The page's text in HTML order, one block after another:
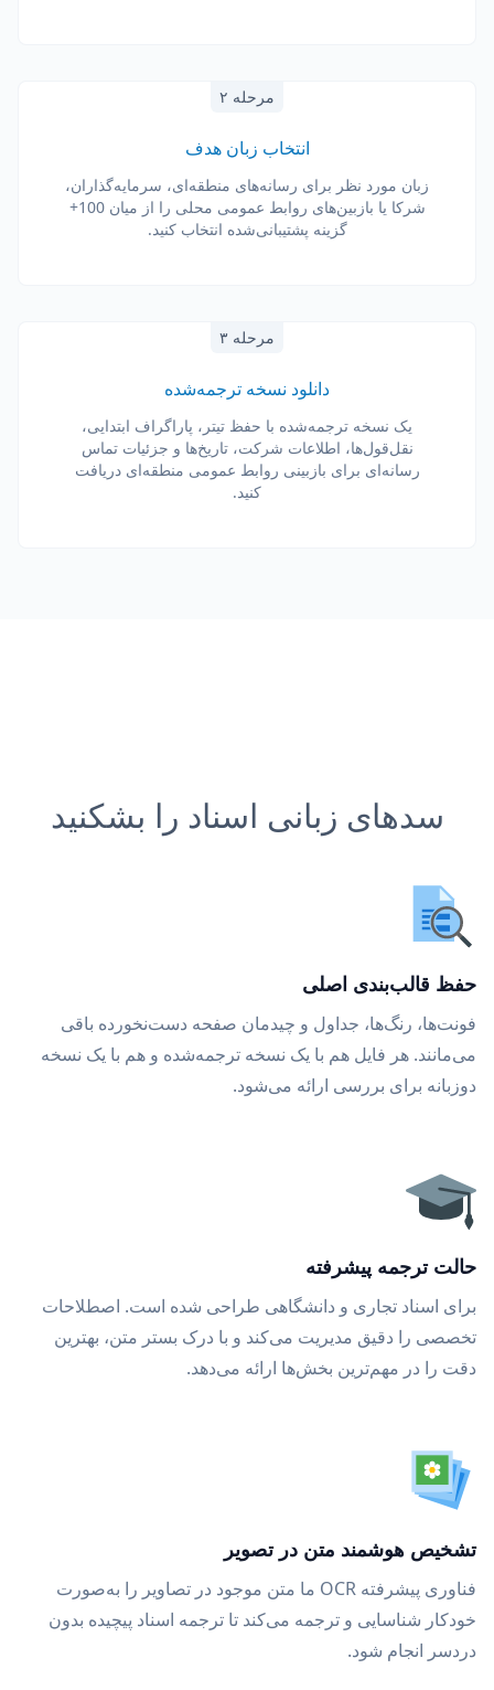
مرحله ۲
انتخاب زبان هدف
زبان مورد نظر برای رسانه‌های منطقه‌ای، سرمایه‌گذاران،
شرکا یا بازبین‌های روابط عمومی محلی را از میان 100+
گزینه پشتیبانی‌شده انتخاب کنید.
مرحله ۳
دانلود نسخه ترجمه‌شده
یک نسخه ترجمه‌شده با حفظ تیتر، پاراگراف ابتدایی،
نقل‌قول‌ها، اطلاعات شرکت، تاریخ‌ها و جزئیات تماس
رسانه‌ای برای بازبینی روابط عمومی منطقه‌ای دریافت
کنید.
سدهای زبانی اسناد را بشکنید
حفظ قالب‌بندی اصلی
فونت‌ها، رنگ‌ها، جداول و چیدمان صفحه دست‌نخورده باقی
می‌مانند. هر فایل هم با یک نسخه ترجمه‌شده و هم با یک نسخه
دوزبانه برای بررسی ارائه می‌شود.
حالت ترجمه پیشرفته
برای اسناد تجاری و دانشگاهی طراحی شده است. اصطلاحات
تخصصی را دقیق مدیریت می‌کند و با درک بستر متن، بهترین
دقت را در مهم‌ترین بخش‌ها ارائه می‌دهد.
تشخیص هوشمند متن در تصویر
فناوری پیشرفته OCR ما متن موجود در تصاویر را به‌صورت
خودکار شناسایی و ترجمه می‌کند تا ترجمه اسناد پیچیده بدون
دردسر انجام شود.